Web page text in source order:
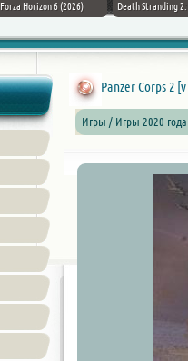
Forza Horizon 6 (2026) Death Stranding
Panzer Corps 2
Игры / Игры 2020